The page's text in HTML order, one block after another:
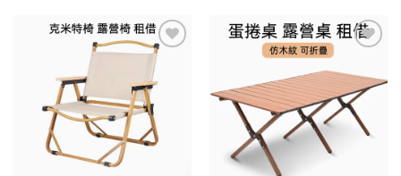
Add to
wishlist
Add to
wishlist